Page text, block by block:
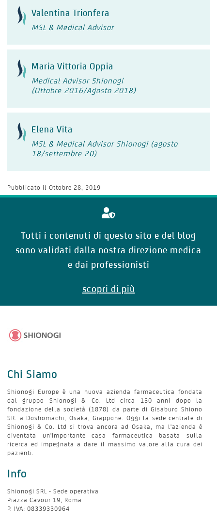
Valentina Trionfera
MSL & Medical Advisor
Maria Vittoria Oppia
Medical Advisor Shionogi
(Ottobre 2016/Agosto 2018)
Elena Vita
MSL & Medical Advisor Shionogi (agosto
18/settembre 20)
Pubblicato il Ottobre 28, 2019
Tutti i contenuti di questo sito e del blog
sono validati dalla nostra direzione medica
e dai professionisti
scopri di più
Chi Siamo
Shionogi Europe è una nuova azienda farmaceutica fondata
dal gruppo Shionogi & Co. Ltd circa 130 anni dopo la
fondazione della società (1878) da parte di Gisaburo Shiono
SR. a Doshomachi, Osaka, Giappone. Oggi la sede centrale di
Shionogi & Co. Ltd si trova ancora ad Osaka, ma l'azienda è
diventata un'importante casa farmaceutica basata sulla
ricerca ed impegnata a dare il massimo valore alla cura dei
pazienti.
Info
Shionogi SRL - Sede operativa
Piazza Cavour 19, Roma
P. IVA: 08339330964